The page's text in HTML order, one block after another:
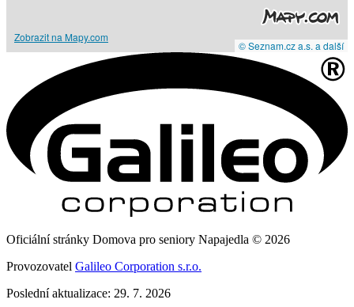
Zobrazit na Mapy.com
© Seznam.cz a.s. a další
Oficiální stránky Domova pro seniory Napajedla © 2026
Provozovatel Galileo Corporation s.r.o.
Poslední aktualizace: 29. 7. 2026